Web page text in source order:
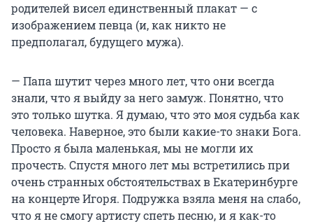
родителей висел единственный плакат — с
изображением певца (и, как никто не
предполагал, будущего мужа).
— Папа шутит через много лет, что они всегда
знали, что я выйду за него замуж. Понятно, что
это только шутка. Я думаю, что это моя судьба как
человека. Наверное, это были какие-то знаки Бога.
Просто я была маленькая, мы не могли их
прочесть. Спустя много лет мы встретились при
очень странных обстоятельствах в Екатеринбурге
на концерте Игоря. Подружка взяла меня на слабо,
что я не смогу артисту спеть песню, и я как-то